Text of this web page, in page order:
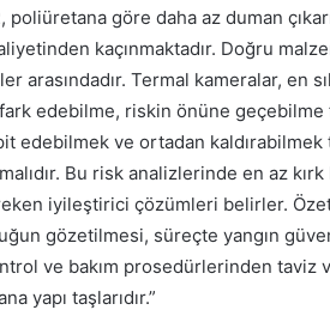
poliüretana göre daha az duman
kaçınmaktadır. Doğru
arasındadır. Termal kameralar, en
edebilme, riskin önüne geçebilme
edebilmek ve ortadan kaldırabilmek
Bu risk analizlerinde en az
iyileştirici çözümleri belirler.
gözetilmesi, süreçte yangın
ve bakım prosedürlerinden
yapı taşlarıdır.”